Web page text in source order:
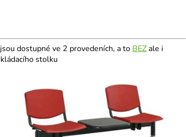
jsou dostupné ve 2 provedeních, a to BEZale i
stolku